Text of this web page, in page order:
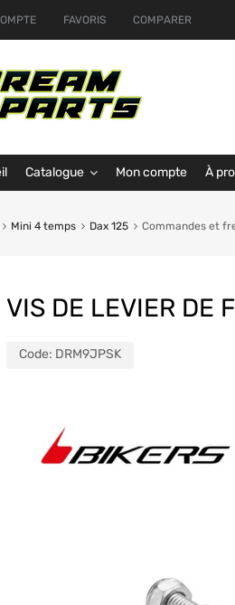
FAVORIS COMPARER
Catalogue Mon compte À
Mini 4 temps Dax 125 Commandes et
VIS DE LEVIER DE
Code: DRM9JPSK